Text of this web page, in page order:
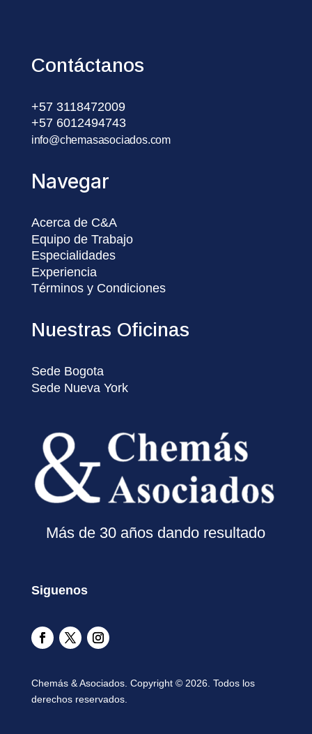
Contáctanos
+57 3118472009
+57 6012494743
info@chemasasociados.com
Navegar
Acerca de C&A
Equipo de Trabajo
Especialidades
Experiencia
Términos y Condiciones
Nuestras Oficinas
Sede Bogota
Sede Nueva York
Más de 30 años dando resultado
Siguenos
Chemás & Asociados. Copyright © 2026. Todos los
derechos reservados.